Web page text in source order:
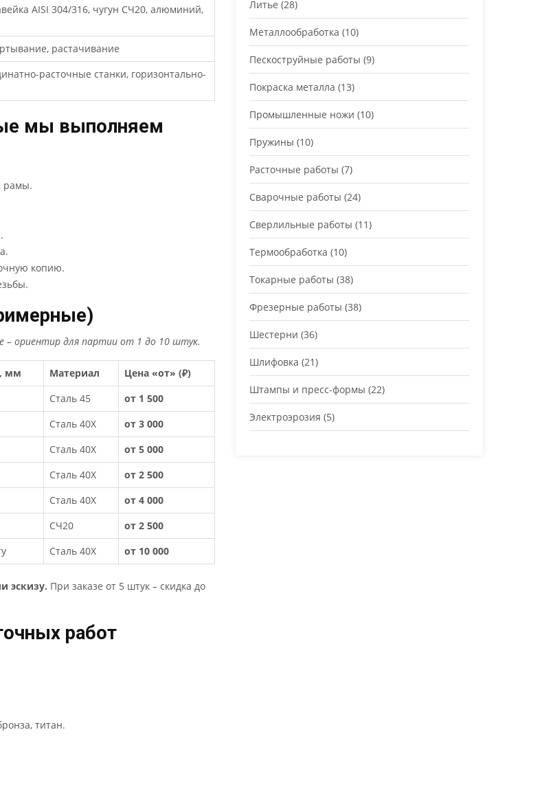
AISI 304/316, чугун СЧ20, алюминий,
растачивание
расточные станки, горизонтально-
мы выполняем
рамы.
копию.
ориентир для партии от 1 до 10 штук.
мм Материал
Цена «от» (₽)
Сталь 45
от 1 500
Сталь 40Х
от 3 000
Сталь 40Х
от 5 000
Сталь 40Х
от 2 500
Сталь 40Х
от 4 000
СЧ20
от 2 500
Сталь 40Х от 10 000
эскизу. При заказе от 5 штук – скидка до
работ
титан.
Литье (28)
Металлообработка (10)
Пескоструйные работы (9)
Покраска металла (13)
Промышленные ножи (10)
Пружины (10)
Расточные работы (7)
Сварочные работы (24)
Сверлильные работы (11)
Термообработка (10)
Токарные работы (38)
Фрезерные работы (38)
Шестерни (36)
Шлифовка (21)
Штампы и пресс-формы (22)
Электроэрозия (5)